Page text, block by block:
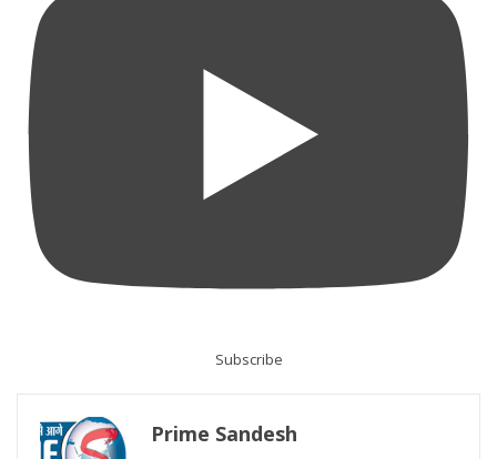
Subscribe
Prime Sandesh